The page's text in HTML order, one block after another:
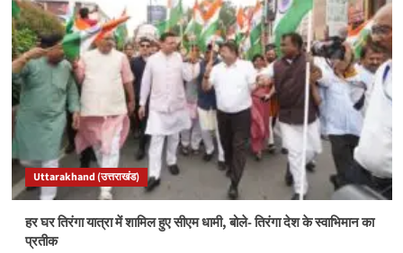
Uttarakhand (उत्तराखंड)
हर घर तिरंगा यात्रा में शामिल हुए सीएम धामी, बोले- तिरंगा देश के स्वाभिमान का
प्रतीक